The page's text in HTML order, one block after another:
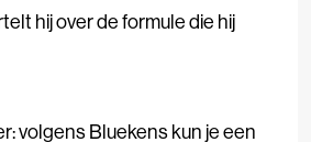
hij over de formule die hij
volgens Bluekens kun je een